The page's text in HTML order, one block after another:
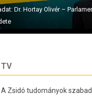
Dr. Hortay Olivér –